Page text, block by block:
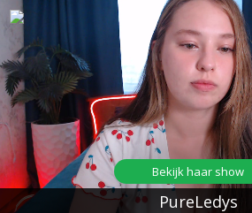
PureLedys
Bekijk haar show